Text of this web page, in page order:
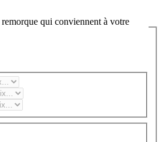
qui conviennent à votre